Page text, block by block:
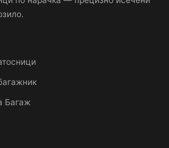
Багаж